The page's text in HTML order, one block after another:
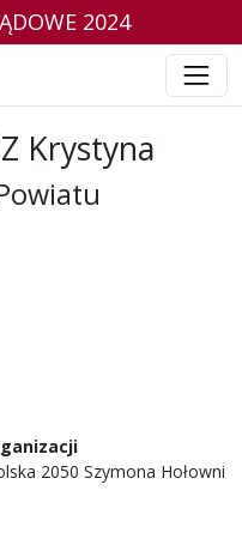
2024
Krystyna
w 2024 r.
2050 Szymona Hołowni